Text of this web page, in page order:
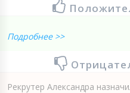
Подробнее >>
Рекрутер Александра